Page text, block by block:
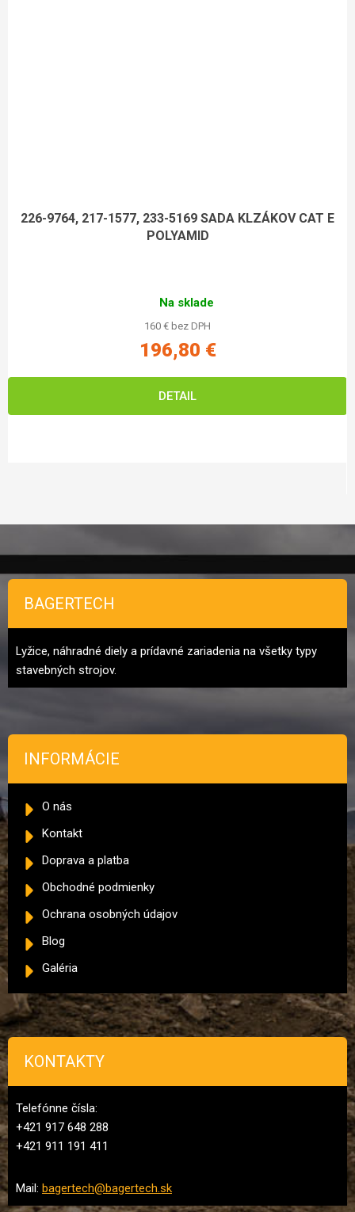
226-9764, 217-1577, 233-5169 SADA KLZÁKOV CAT E
POLYAMID
Na sklade
160 € bez DPH
196,80 €
DETAIL
BAGERTECH
Lyžice, náhradné diely a prídavné zariadenia na všetky typy
stavebných strojov.
INFORMÁCIE
O nás
Kontakt
Doprava a platba
Obchodné podmienky
Ochrana osobných údajov
Blog
Galéria
KONTAKTY
Telefónne čísla:
+421 917 648 288
+421 911 191 411
Mail: bagertech@bagertech.sk